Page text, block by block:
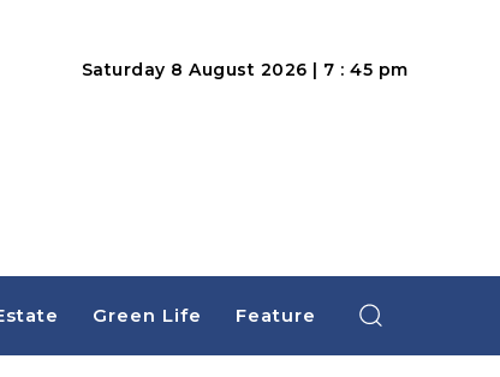
Saturday 8 August 2026 | 7 : 45 pm
Green Life Feature